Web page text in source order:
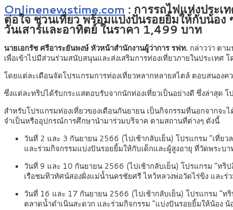
Onlinenewstime.com : การรถไฟแห่งประ
ต่อใจ ชวนเที่ยว พร้อมแบ่งปันรอยยิ้มให้กับน้อ
วันเสาร์และอาทิตย์ ในราคา 1,499 บาท
นายเอกรัช ศรีอาระยันพงษ์ หัวหน้าสำนักงานผู้ว่าการ รฟท. กล่าวว่า ตา
เพื่อเข้าไปมีส่วนร่วมสนับสนุนและส่งเสริมการท่องเที่ยวภายในประเท
โดยแต่ละเดือนจัดโปรแกรมการท่องเที่ยวหลากหลายสไตล์ ตอบสนอง
ซึ่งแต่ละทริปได้รับกระแสตอบรับจากนักท่องเที่ยวเป็นอย่างดี ซึ่งล่าสุด
สำหรับโปรแกรมท่องเที่ยวของเดือนกันยายน เป็นกิจกรรมที่นอกจากจะ
จำเป็นหรืออุปกรณ์การศึกษานำมาร่วมบริจาค ตามสถานที่ต่างๆ ดังนี้
วันที่ 2 และ 3 กันยายน 2566 (ไปเช้ากลับเย็น) โปรแกรม “เที่ย
และร่วมกิจกรรมแบ่งปันรอยยิ้มให้กับเด็กและผู้สูงอายุ ที่วัดพระบ
วันที่ 9 และ 10 กันยายน 2566 (ไปเช้ากลับเย็น) โปรแกรม “ทริ
เรือชมทิวทัศน์สองฝั่งแม่น้ำนครชัยศรี ไหว้หลวงพ่อวัดไร่ขิง และ
วันที่ 16 และ 17 กันยายน 2566 (ไปเช้ากลับเย็น) โปรแกรม “ท
ตลาดน้ำดำเนินสะดวก และร่วมกิจกรรม “แบ่งปันรอยยิ้มให้น้อง